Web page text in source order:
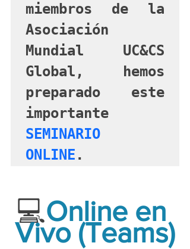
miembros de la
Asociación
Mundial UC&CS
Global, hemos
preparado este
SEMINARIO
ONLINE .
💻Online en
Vivo (Teams)